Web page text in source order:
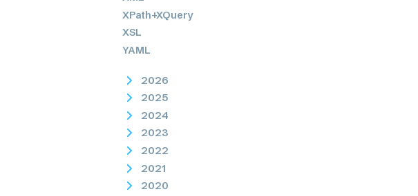
XPath+XQuery
XSL
YAML
2026
2025
2024
2023
2022
2021
2020